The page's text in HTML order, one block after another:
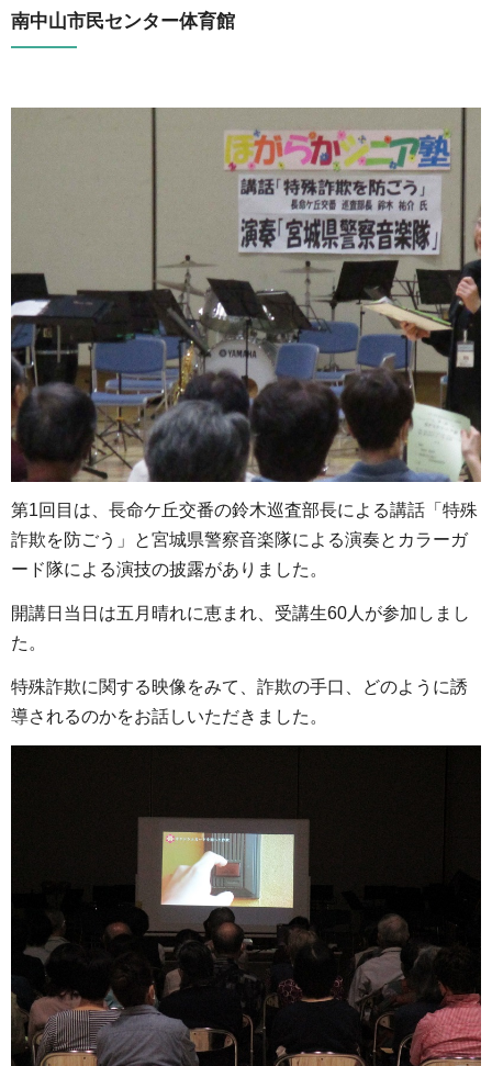
南中山市民センター体育館
第1回目は、長命ケ丘交番の鈴木巡査部長による講話「特殊
詐欺を防ごう」と宮城県警察音楽隊による演奏とカラーガ
ード隊による演技の披露がありました。
開講日当日は五月晴れに恵まれ、受講生60人が参加しまし
た。
特殊詐欺に関する映像をみて、詐欺の手口、どのように誘
導されるのかをお話しいただきました。